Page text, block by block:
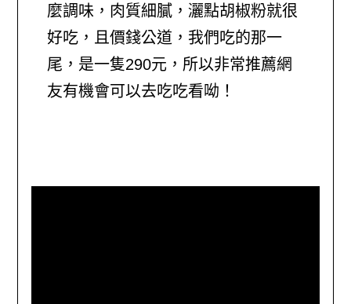
麼調味，肉質細膩，灑點胡椒粉就很
好吃，且價錢公道，我們吃的那一
尾，是一隻290元，所以非常推薦網
友有機會可以去吃吃看呦！